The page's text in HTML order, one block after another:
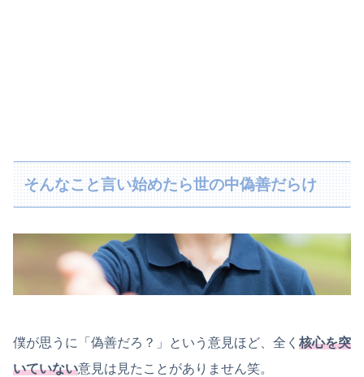
そんなこと言い始めたら世の中偽善だらけ
僕が思うに「偽善だろ？」という意見ほど、全く 核心を突
いていない意見は見たことがありません笑。